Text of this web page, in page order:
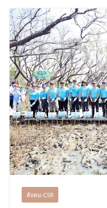
ระดับผ
พาณิชย์
“ตลาด
สด ดอ
ภัณฑ์คร
และขอ
บริการ
ครั้งแร
“CE-7
สำรวจ
สังคม-CSR